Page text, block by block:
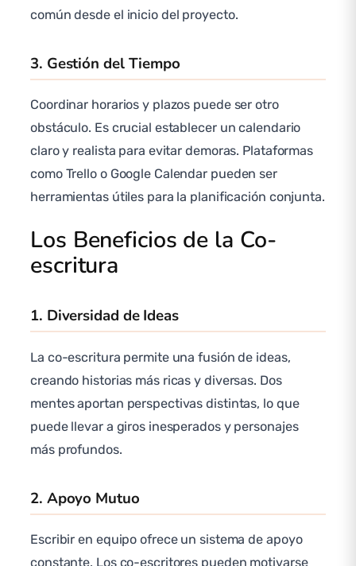
común desde el inicio del proyecto.
3. Gestión del Tiempo
Coordinar horarios y plazos puede ser otro
obstáculo. Es crucial establecer un calendario
claro y realista para evitar demoras. Plataformas
como Trello o Google Calendar pueden ser
herramientas útiles para la planificación conjunta.
Los Beneficios de la Co-
escritura
1. Diversidad de Ideas
La co-escritura permite una fusión de ideas,
creando historias más ricas y diversas. Dos
mentes aportan perspectivas distintas, lo que
puede llevar a giros inesperados y personajes
más profundos.
2. Apoyo Mutuo
Escribir en equipo ofrece un sistema de apoyo
constante. Los co-escritores pueden motivarse